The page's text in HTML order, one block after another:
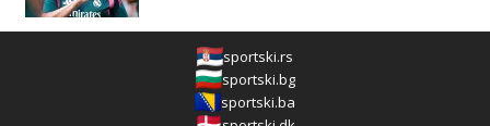
sportski.rs
sportski.bg
sportski.ba